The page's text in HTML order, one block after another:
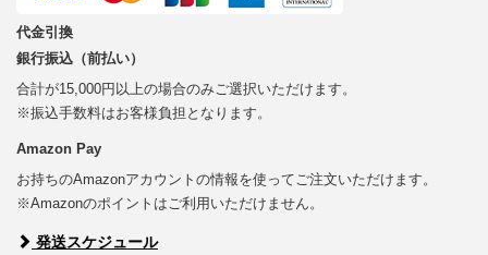
代金引換
銀行振込（前払い）
合計が15,000円以上の場合のみご選択いただけます。
※振込手数料はお客様負担となります。
Amazon Pay
お持ちのAmazonアカウントの情報を使ってご注文いただけます。
※Amazonのポイントはご利用いただけません。
発送スケジュール